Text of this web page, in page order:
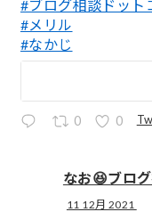
#ブログ相談ドット
#メリル
#なかじ
0 0
なお😆ブロ
11 12月 2021